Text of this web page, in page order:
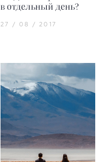
в отдельный день?
27 / 08 / 2017